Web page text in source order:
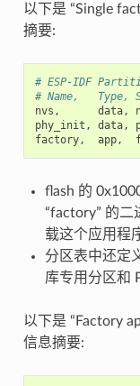
以下是 “Single
摘要:
# ESP-IDF
# Name,   Type,
nvs , data,
phy_init , data,
factory, app,
flash 的
“factory” 的二
载这个应用程
分区表中还定
库专用分区和
以下是 “Factory
信息摘要: